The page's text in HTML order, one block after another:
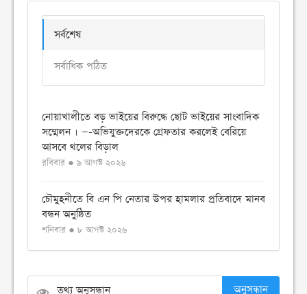
সর্বশেষ
সর্বাধিক পঠিত
নোয়াখালীতে বড় ভাইয়ের বিরুদ্ধে ছোট ভাইয়ের সাংবাদিক
সম্মেলন । —-অভিযুক্তদেরকে গ্রেফতার করলেই বেরিয়ে
আসবে থলের বিড়াল
রবিবার ● ৯ আগস্ট ২০২৬
চৌমুহনীতে বি এন পি নেতার উপর হামলার প্রতিবাদে মানব
বন্ধন অনুষ্ঠিত
শনিবার ● ৮ আগস্ট ২০২৬
অনুসন্ধান